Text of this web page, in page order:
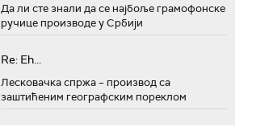
Да ли сте знали да се најбоље грамофонске
ручице производе у Србији
Re: Eh...
Лесковачка спржа – производ са
заштићеним географским пореклом